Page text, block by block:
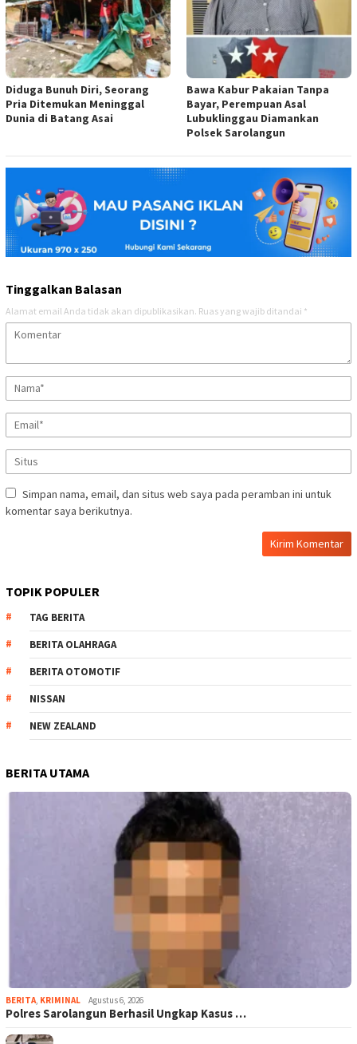
Diduga Bunuh Diri, Seorang
Pria Ditemukan Meninggal
Dunia di Batang Asai
Bawa Kabur Pakaian Tanpa
Bayar, Perempuan Asal
Lubuklinggau Diamankan
Polsek Sarolangun
Tinggalkan Balasan
Alamat email Anda tidak akan dipublikasikan. Ruas yang wajib ditandai *
Simpan nama, email, dan situs web saya pada peramban ini untuk
komentar saya berikutnya.
TOPIK POPULER
TAG BERITA
BERITA OLAHRAGA
BERITA OTOMOTIF
NISSAN
NEW ZEALAND
BERITA UTAMA
BERITA, KRIMINAL Agustus 6, 2026
Polres Sarolangun Berhasil Ungkap Kasus …